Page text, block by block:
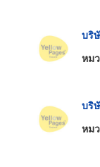
บริ
หม
บริ
หม